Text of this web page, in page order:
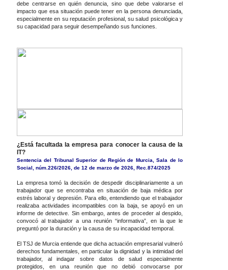
debe centrarse en quién denuncia, sino que debe valorarse el
impacto que esa situación puede tener en la persona denunciada,
especialmente en su reputación profesional, su salud psicológica y
su capacidad para seguir desempeñando sus funciones.
¿Está facultada la empresa para conocer la causa de la
IT?
Sentencia del Tribunal Superior de Región de Murcia, Sala de lo
Social, núm.226/2026, de 12 de marzo de 2026, Rec.874/2025
La empresa tomó la decisión de despedir disciplinariamente a un
trabajador que se encontraba en situación de baja médica por
estrés laboral y depresión. Para ello, entendiendo que el trabajador
realizaba actividades incompatibles con la baja, se apoyó en un
informe de detective. Sin embargo, antes de proceder al despido,
convocó al trabajador a una reunión “informativa”, en la que le
preguntó por la duración y la causa de su incapacidad temporal.
El TSJ de Murcia entiende que dicha actuación empresarial vulneró
derechos fundamentales, en particular la dignidad y la intimidad del
trabajador, al indagar sobre datos de salud especialmente
protegidos, en una reunión que no debió convocarse por